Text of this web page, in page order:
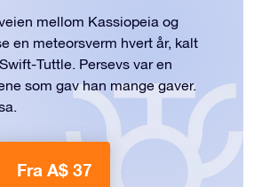
mellom Kassiopeia og
en meteorsverm hvert år, kalt
Tuttle. Persevs var en
som gav han mange gaver.
Fra A$ 37